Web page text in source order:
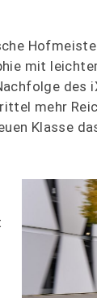
mit
mehr
Klasse